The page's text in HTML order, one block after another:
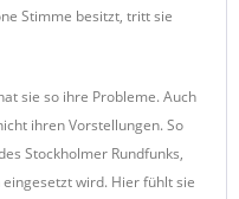
Stimme besitzt, tritt sie
sie so ihre Probleme. Auch
ihren Vorstellungen. So
Stockholmer Rundfunks,
wird. Hier fühlt sie